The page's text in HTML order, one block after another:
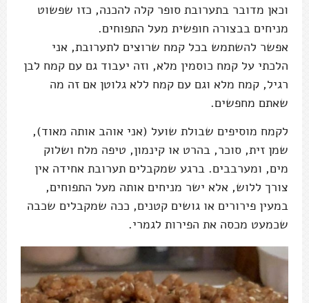
וכאן מדובר בתערובת סופר קלה להכנה, כזו שפשוט
מניחים בבצורה חופשית מעל התפוחים.
אפשר להשתמש בכל קמח שרוצים לתערובת, אני
הלכתי על קמח כוסמין מלא, וזה יעבוד גם עם קמח לבן
רגיל, קמח מלא וגם עם קמח ללא גלוטן אם זה מה
שאתם מחפשים.
לקמח מוסיפים שבולת שועל (אני אוהב אותה מאוד),
שמן זית, סוכר, בהרט או קינמון, טיפה מלח ושלוק
מים, ומערבבים. ברגע שמקבלים תערובת אחידה אין
צורך ללוש, אלא ישר מניחים אותה מעל התפוחים,
במעין פירורים או גושים קטנים, ככה שמקבלים שכבה
שכמעט מכסה את הפירות לגמרי.